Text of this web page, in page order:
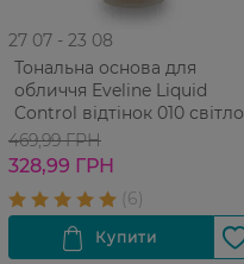
27 07 - 23 08
Тональна основа для
обличчя Eveline Liquid
Control відтінок 010 світло
бежевий 32 мл
469,99 ГРН
328,99 ГРН